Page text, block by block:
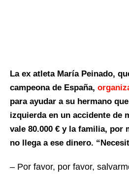
La ex atleta María Peinado,
campeona de España,
para ayudar a su hermano
izquierda en un accidente de
vale 80.000 € y la familia, por
no llega a ese dinero.
– Por favor, por favor,